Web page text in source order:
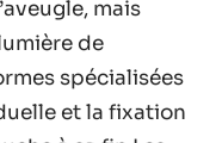
mais
de
spécialisées
et la fixation